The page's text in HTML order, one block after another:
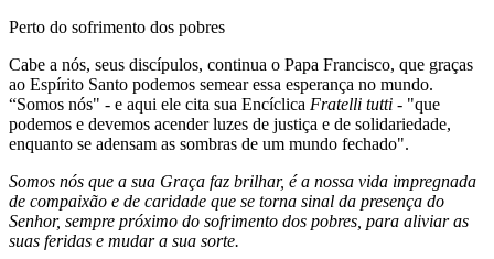
Perto do sofrimento dos pobres
Cabe a nós, seus discípulos, continua o Papa Francisco, que graças
ao Espírito Santo podemos semear essa esperança no mundo.
“Somos nós" - e aqui ele cita sua Encíclica Fratelli tutti - "que
podemos e devemos acender luzes de justiça e de solidariedade,
enquanto se adensam as sombras de um mundo fechado".
Somos nós que a sua Graça faz brilhar, é a nossa vida impregnada
de compaixão e de caridade que se torna sinal da presença do
Senhor, sempre próximo do sofrimento dos pobres, para aliviar as
suas feridas e mudar a sua sorte.